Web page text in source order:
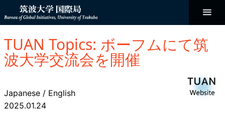
テ
ン
へ
キ
ッ
プ
Bureau of
Global
TUAN Topics: ボーフムにて筑
波大学交流会を開催
Japanese / English
2025.01.24